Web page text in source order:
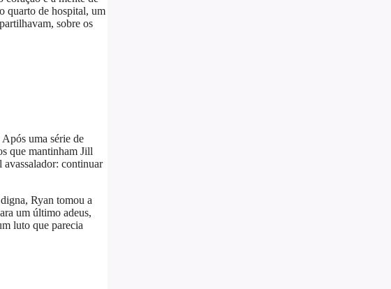
quarto de hospital, um
sobre os
uma série de
que mantinham Jill
continuar
Ryan tomou a
um último adeus,
luto que parecia